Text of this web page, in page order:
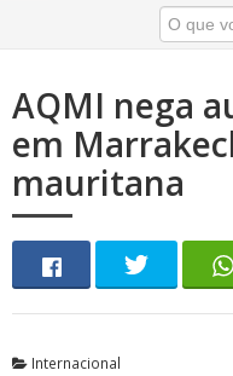
AQMI nega
em
mauritana
Internacional